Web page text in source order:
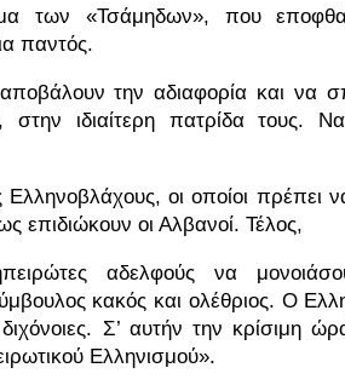
των «Τσάμηδων», που
παντός.
την αδιαφορία και να
ιδιαίτερη πατρίδα τους.
Ελληνοβλάχους, οι οποίοι πρέπει
επιδιώκουν οι Αλβανοί. Τέλος,
αδελφούς να
κακός και ολέθριος. Ο
Σ’ αυτήν την κρίσιμη
Ελληνισμού».